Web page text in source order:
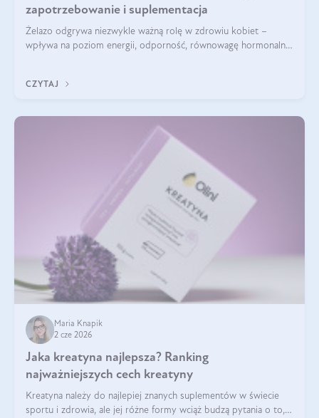
zapotrzebowanie i suplementacja
Żelazo odgrywa niezwykle ważną rolę w zdrowiu kobiet –
wpływa na poziom energii, odporność, równowagę hormonalną
zawrotów głowy czy problemów z
CZYTAJ
Maria Knapik
2 cze 2026
Jaka kreatyna najlepsza? Ranking
najważniejszych cech kreatyny
Kreatyna należy do najlepiej znanych suplementów w świecie
sportu i zdrowia, ale jej różne formy wciąż budzą pytania o to,